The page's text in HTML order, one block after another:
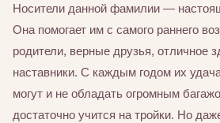
Носители данной фамилии —
Она помогает им с самого раннего
родители, верные друзья, отличное
наставники. С каждым годом их
могут и не обладать огромным
достаточно учится на тройки. Но